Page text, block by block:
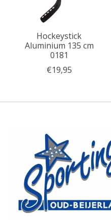
Hockeystick
Aluminium 135 cm
0181
€19,95